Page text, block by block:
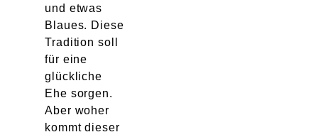
und etwas
Blaues. Diese
Tradition soll
für eine
glückliche
Ehe sorgen.
Aber woher
kommt dieser